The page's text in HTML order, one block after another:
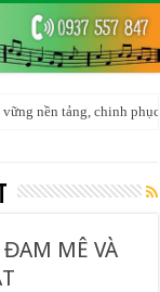
nền tảng, chinh
MÊ VÀ